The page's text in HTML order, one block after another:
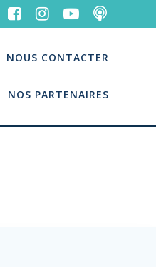
NOUS CONTACTER
NOS PARTENAIRES